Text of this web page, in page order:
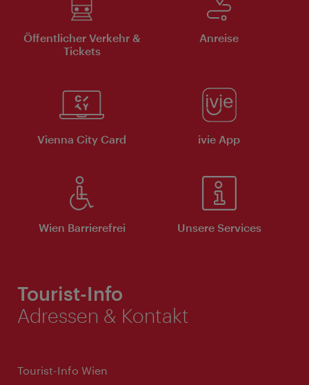
Öffentlicher Verkehr &
Tickets
Anreise
Vienna City Card ivie App
Wien Barrierefrei Unsere Services
Tourist-Info
Adressen & Kontakt
Tourist-Info Wien